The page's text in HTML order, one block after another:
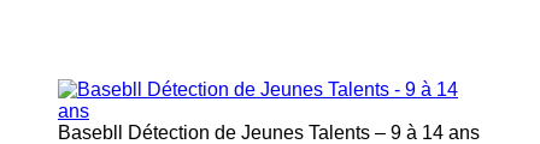
Basebll Détection de Jeunes Talents – 9 à 14 ans